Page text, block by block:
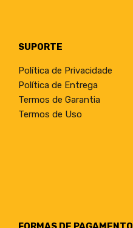
SUPORTE
Política de Privacidade
Política de Entrega
Termos de Garantia
Termos de Uso